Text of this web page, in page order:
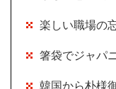
楽しい職場の
箸袋でジャパ
韓国から朴様